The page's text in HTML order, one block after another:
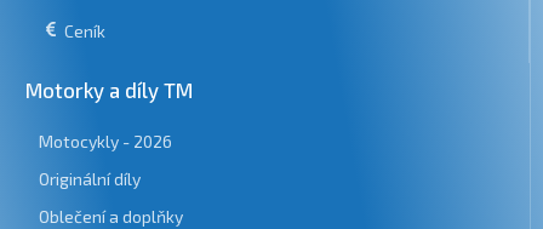
Ceník
Motorky a díly TM
Motocykly - 2026
Originální díly
Oblečení a doplňky